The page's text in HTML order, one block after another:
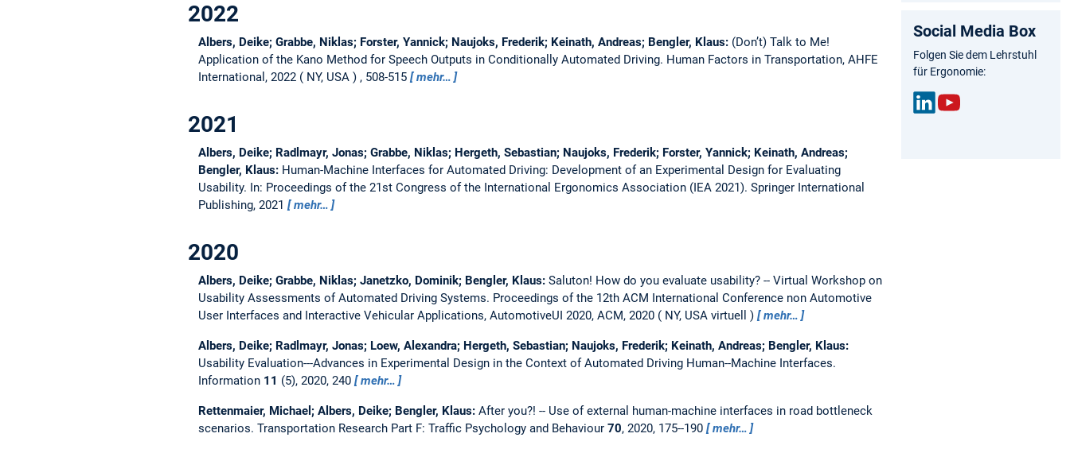
2022
Albers, Deike; Grabbe, Niklas; Forster, Yannick; Naujoks, Frederik; Keinath, Andreas; Bengler, Klaus: (Don’t) Talk to Me!
Application of the Kano Method for Speech Outputs in Conditionally Automated Driving. Human Factors in Transportation, AHFE
International, 2022
NY, USA , 508-515 mehr…
2021
Albers, Deike; Radlmayr, Jonas; Grabbe, Niklas; Hergeth, Sebastian; Naujoks, Frederik; Forster, Yannick; Keinath, Andreas;
Bengler, Klaus: Human-Machine Interfaces for Automated Driving: Development of an Experimental Design for Evaluating
Usability. In: Proceedings of the 21st Congress of the International Ergonomics Association (IEA 2021). Springer International
Publishing, 2021
mehr…
2020
Albers, Deike; Grabbe, Niklas; Janetzko, Dominik; Bengler, Klaus: Saluton! How do you evaluate usability? -- Virtual Workshop on
Usability Assessments of Automated Driving Systems. Proceedings of the 12th ACM International Conference non Automotive
User Interfaces and Interactive Vehicular Applications, AutomotiveUI 2020, ACM, 2020
NY, USA virtuell mehr…
Albers, Deike; Radlmayr, Jonas; Loew, Alexandra; Hergeth, Sebastian; Naujoks, Frederik; Keinath, Andreas; Bengler, Klaus:
Usability Evaluation---Advances in Experimental Design in the Context of Automated Driving Human--Machine Interfaces.
Information 11 (5), 2020, 240 mehr…
Rettenmaier, Michael; Albers, Deike; Bengler, Klaus: After you?! -- Use of external human-machine interfaces in road bottleneck
scenarios. Transportation Research Part F: Traffic Psychology and Behaviour 70, 2020, 175--190 mehr…
Social Media Box
Folgen Sie dem Lehrstuhl
für Ergonomie: